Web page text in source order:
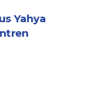
Yahya